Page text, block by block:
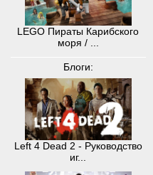
LEGO Пираты Карибского
моря / ...
Блоги:
Left 4 Dead 2 - Руководство
иг...